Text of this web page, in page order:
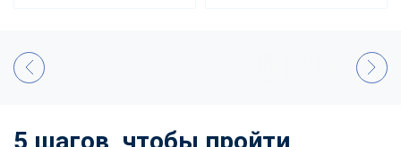
5 шагов, чтобы пройти